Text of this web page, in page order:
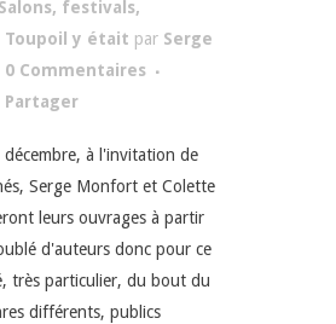
Salons, festivals,
Toupoil y était par Serge
0 Commentaires
Partager
décembre, à l'invitation de
Serge Monfort et Colette
leurs ouvrages à partir
d'auteurs donc pour ce
très particulier, du bout du
différents, publics